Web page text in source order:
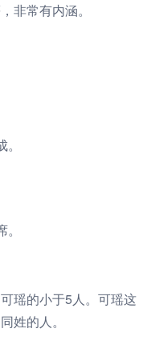
非常有内涵。
。
瑶的小于5人。可瑶这
姓的人。